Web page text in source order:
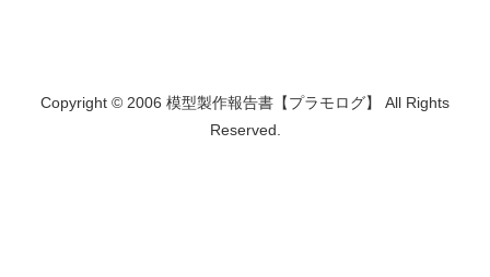
Copyright © 2006 模型製作報告書【プラモログ】 All Rights
Reserved.